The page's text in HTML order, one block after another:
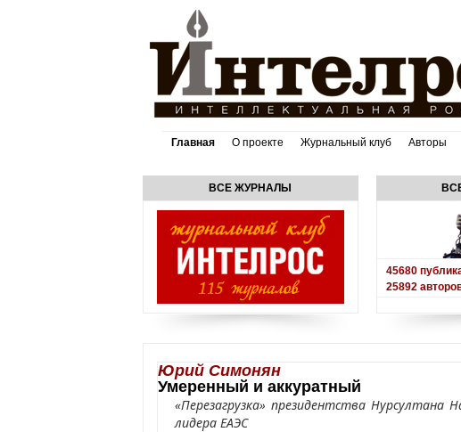
Главная О проекте Журнальный клуб Авторы
ВСЕ ЖУРНАЛЫ
45680
25892
Юрий Симонян
Умеренный и аккуратный
«Перезагрузка» президентства
лидера ЕАЭС